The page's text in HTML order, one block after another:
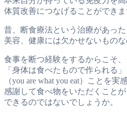
体質改善につなげることができま
昔、断食療法という治療があっ
美容、健康には欠かせないものな
食事を断つ経験をするからこそ、
「身体は食べたもので作られる」
（you are what you eat）ことを実
感謝して食べ物をいただくことが
できるのではないでしょうか。